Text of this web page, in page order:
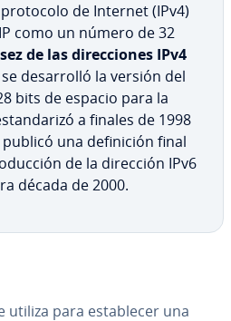
de Internet (IPv4)
como un número de 32
de las di­re­c­cio­nes IPv4
se de­sa­rro­lló la versión del
bits de espacio para la
a finales de 1998
publicó una de­fi­ni­ción final
de la dirección IPv6
década de 2000.
utiliza para es­ta­ble­cer una